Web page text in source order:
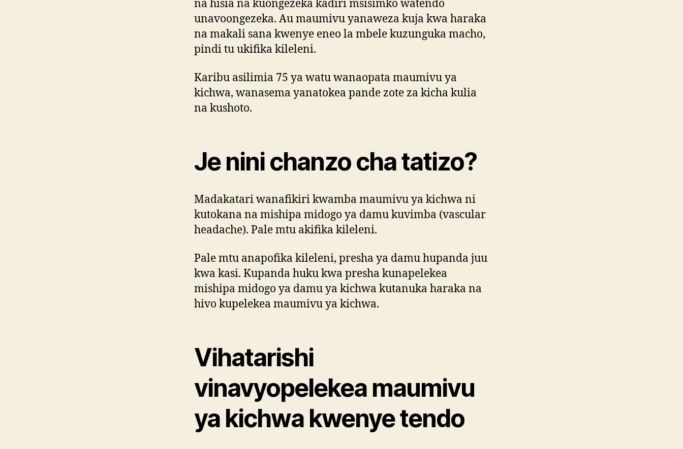
na hisia na kuongezeka kadiri msisimko watendo
unavoongezeka. Au maumivu yanaweza kuja kwa haraka
na makali sana kwenye eneo la mbele kuzunguka macho,
pindi tu ukifika kileleni.
Karibu asilimia 75 ya watu wanaopata maumivu ya
kichwa, wanasema yanatokea pande zote za kicha kulia
na kushoto.
Je nini chanzo cha tatizo?
Madakatari wanafikiri kwamba maumivu ya kichwa ni
kutokana na mishipa midogo ya damu kuvimba (vascular
headache). Pale mtu akifika kileleni.
Pale mtu anapofika kileleni, presha ya damu hupanda juu
kwa kasi. Kupanda huku kwa presha kunapelekea
mishipa midogo ya damu ya kichwa kutanuka haraka na
hivo kupelekea maumivu ya kichwa.
Vihatarishi
vinavyopelekea maumivu
ya kichwa kwenye tendo